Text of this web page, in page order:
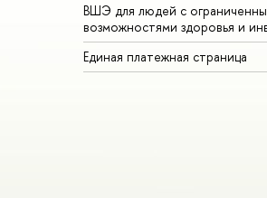
ВШЭ для людей с
возможностями здоровья и
Единая платежная страница